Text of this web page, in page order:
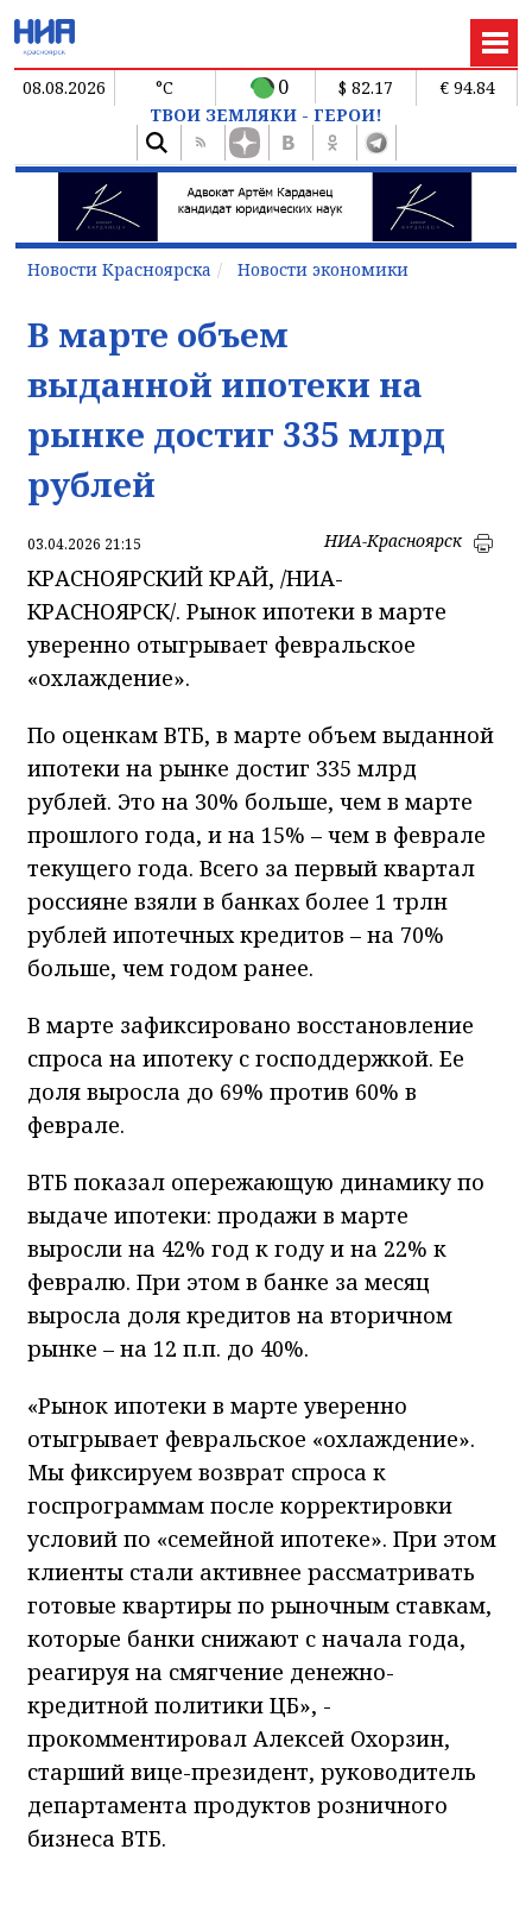
08.08.2026 °C 0 $ 82.17
€ 94.84
ТВОИ ЗЕМЛЯКИ - ГЕРОИ!
Новости Красноярска Новости экономики
В марте объем
выданной ипотеки на
рынке достиг 335 млрд
рублей
03.04.2026 21:15 НИА-Красноярск
КРАСНОЯРСКИЙ КРАЙ, /НИА-
КРАСНОЯРСК/. Рынок ипотеки в марте
уверенно отыгрывает февральское
«охлаждение».
По оценкам ВТБ, в марте объем выданной
ипотеки на рынке достиг 335 млрд
рублей. Это на 30% больше, чем в марте
прошлого года, и на 15% – чем в феврале
текущего года. Всего за первый квартал
россияне взяли в банках более 1 трлн
рублей ипотечных кредитов – на 70%
больше, чем годом ранее.
В марте зафиксировано восстановление
спроса на ипотеку с господдержкой. Ее
доля выросла до 69% против 60% в
феврале.
ВТБ показал опережающую динамику по
выдаче ипотеки: продажи в марте
выросли на 42% год к году и на 22% к
февралю. При этом в банке за месяц
выросла доля кредитов на вторичном
рынке – на 12 п.п. до 40%.
«Рынок ипотеки в марте уверенно
отыгрывает февральское «охлаждение».
Мы фиксируем возврат спроса к
госпрограммам после корректировки
условий по «семейной ипотеке». При этом
клиенты стали активнее рассматривать
готовые квартиры по рыночным ставкам,
которые банки снижают с начала года,
реагируя на смягчение денежно-
кредитной политики ЦБ», -
прокомментировал Алексей Охорзин,
старший вице-президент, руководитель
департамента продуктов розничного
бизнеса ВТБ.